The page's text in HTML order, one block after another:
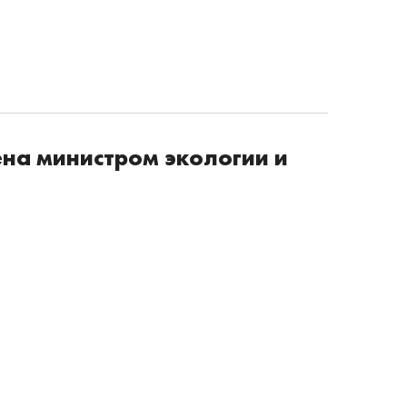
министром экологии и